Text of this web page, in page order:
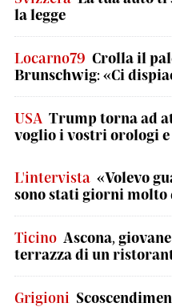
la legge
Locarno79 Crolla il
Brunschwig: «Ci
USA Trump torna ad
voglio i vostri orologi
L'intervista «Volevo
sono stati giorni
Ticino Ascona,
terrazza di un
Grigioni